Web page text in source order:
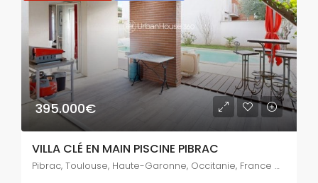
395.000€
VILLA CLÉ EN MAIN PISCINE PIBRAC
Pibrac, Toulouse, Haute-Garonne, Occitanie, France métropolitaine, 31820, France